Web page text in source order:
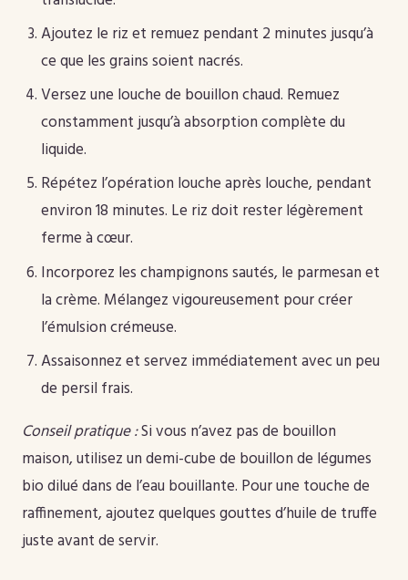
Ajoutez le riz et remuez pendant 2 minutes jusqu’à
ce que les grains soient nacrés.
Versez une louche de bouillon chaud. Remuez
constamment jusqu’à absorption complète du
liquide.
Répétez l’opération louche après louche, pendant
environ 18 minutes. Le riz doit rester légèrement
ferme à cœur.
Incorporez les champignons sautés, le parmesan et
la crème. Mélangez vigoureusement pour créer
l’émulsion crémeuse.
Assaisonnez et servez immédiatement avec un peu
de persil frais.
Conseil pratique :Si vous n’avez pas de bouillon
maison, utilisez un demi-cube de bouillon de légumes
bio dilué dans de l’eau bouillante. Pour une touche de
raffinement, ajoutez quelques gouttes d’huile de truffe
juste avant de servir.